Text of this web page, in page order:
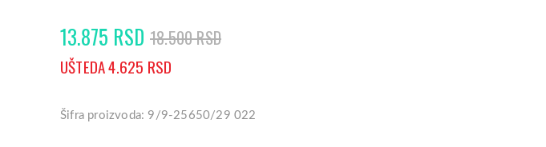
13.875 RSD 18.500 RSD
UŠTEDA 4.625 RSD
Šifra proizvoda: 9/9-25650/29 022